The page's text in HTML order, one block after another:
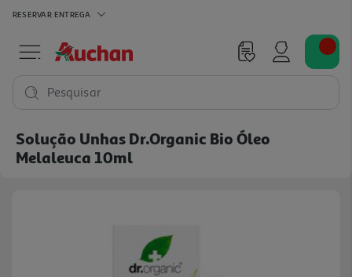
RESERVAR ENTREGA
Pesquisar
Solução Unhas Dr.organic Bio Óleo
Melaleuca 10ml